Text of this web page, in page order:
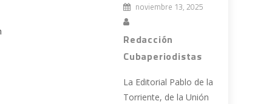
noviembre 13, 2025
Redacción
Cubaperiodistas
La Editorial Pablo de la
Torriente, de la Unión